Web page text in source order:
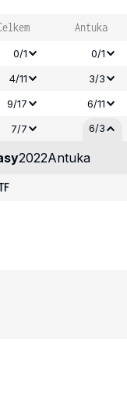
Antuka
0/1 0/1
4/11 3/3
9/17 6/11
7/7 6/3
2022Antuka